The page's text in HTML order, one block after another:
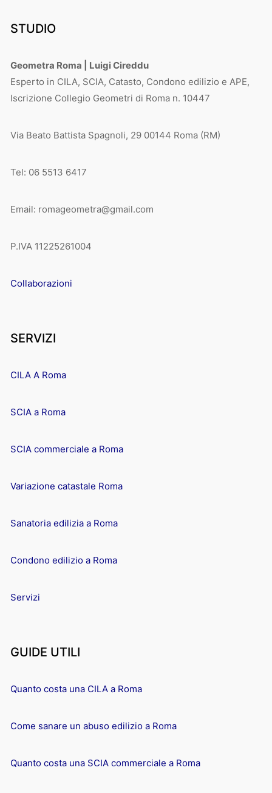
STUDIO
Geometra Roma | Luigi Cireddu
Esperto in CILA, SCIA, Catasto, Condono edilizio e APE,
Iscrizione Collegio Geometri di Roma n. 10447
Via Beato Battista Spagnoli, 29 00144 Roma (RM)
Tel: 06 5513 6417
Email: romageometra@gmail.com
P.IVA 11225261004
Collaborazioni
SERVIZI
CILA A Roma
SCIA a Roma
SCIA commerciale a Roma
Variazione catastale Roma
Sanatoria edilizia a Roma
Condono edilizio a Roma
Servizi
GUIDE UTILI
Quanto costa una CILA a Roma
Come sanare un abuso edilizio a Roma
Quanto costa una SCIA commerciale a Roma